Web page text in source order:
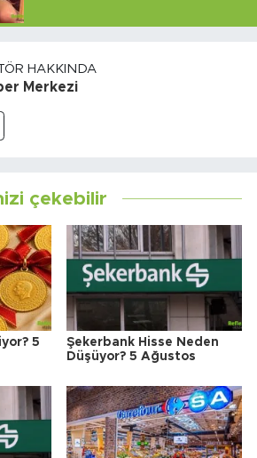
HAKKINDA
Merkezi
çekebilir
5
Şekerbank Hisse Neden
Düşüyor? 5 Ağustos